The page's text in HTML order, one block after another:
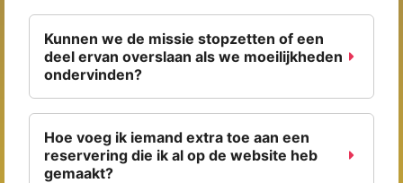
Kunnen we de missie stopzetten of een
deel ervan overslaan als we moeilijkheden
ondervinden?
Hoe voeg ik iemand extra toe aan een
reservering die ik al op de website heb
gemaakt?